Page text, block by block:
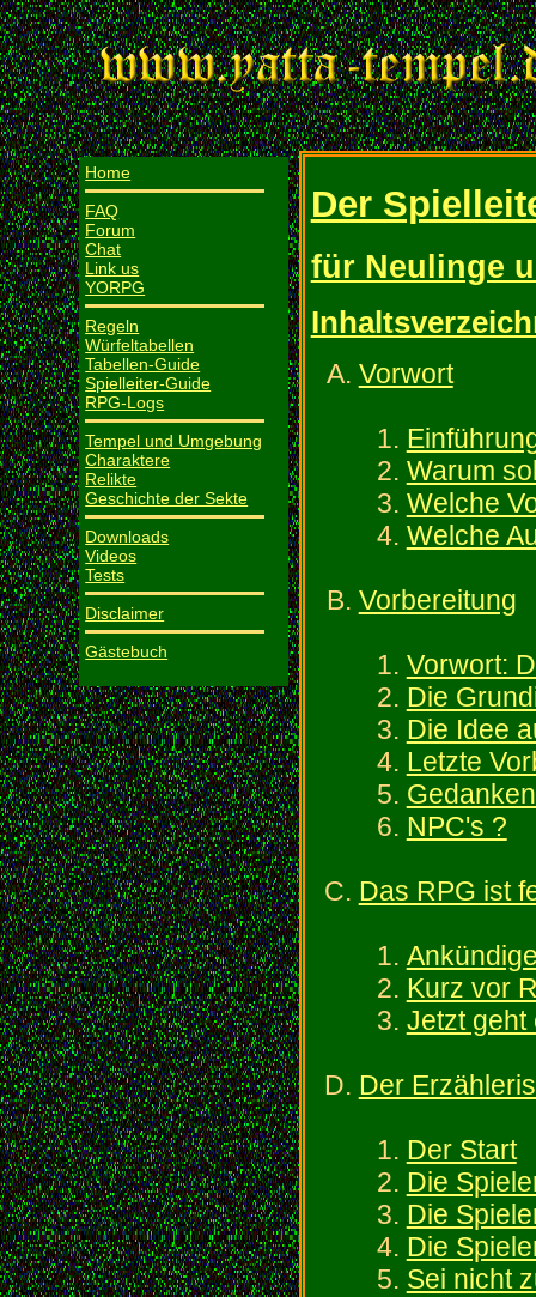
Home
FAQ
Forum
Chat
Link us
YORPG
Regeln
Würfeltabellen
Tabellen-Guide
Spielleiter-Guide
RPG-Logs
Tempel und Umgebung
Charaktere
Relikte
Geschichte der Sekte
Downloads
Videos
Tests
Disclaimer
Gästebuch
Der
für Neulinge
Vorwort
Warum
Welche
Welche
Vorbereitung
Vorwort:
Die
Die Idee
Letzte
NPC's ?
Das RPG ist
Kurz vor
Jetzt geht
Der
Der Start
Die
Die
Die
Sei nicht